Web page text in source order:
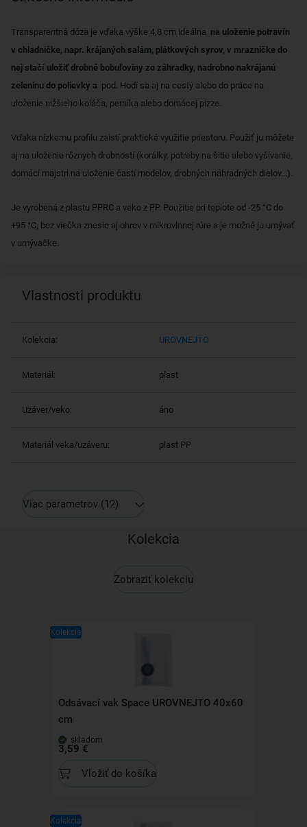
Transparentná dóza je vďaka výške 4,8 cm ideálna na uloženie potravín
v chladničke, napr. krájaných salám, plátkových syrov, v mrazničke do
nej stačí uložiť drobné bobuľoviny zo záhradky, nadrobno nakrájanú
zeleninu do polievky a pod. Hodí sa aj na cesty alebo do práce na
uloženie nižšieho koláča, perníka alebo domácej pizze.
Vďaka nízkemu profilu zaistí praktické využitie priestoru. Použiť ju môžete
aj na uloženie rôznych drobností (korálky, potreby na šitie alebo vyšívanie,
domáci majstri na uloženie častí modelov, drobných náhradných dielov...).
Je vyrobená z plastu PPRC a veko z PP. Použitie pri teplote od -25 °C do
+95 °C, bez viečka znesie aj ohrev v mikrovlnnej rúre a je možné ju umývať
v umývačke.
Vlastnosti produktu
Kolekcia: UROVNEJTO
Materiál: plast
Uzáver/veko: áno
Materiál veka/uzáveru: plast PP
Viac parametrov (12)
Kolekcia
Zobraziť kolekciu
Kolekcia
Odsávací vak Space UROVNEJTO 40x60
cm
skladom
3,59 €
Vložiť do košíka
Kolekcia